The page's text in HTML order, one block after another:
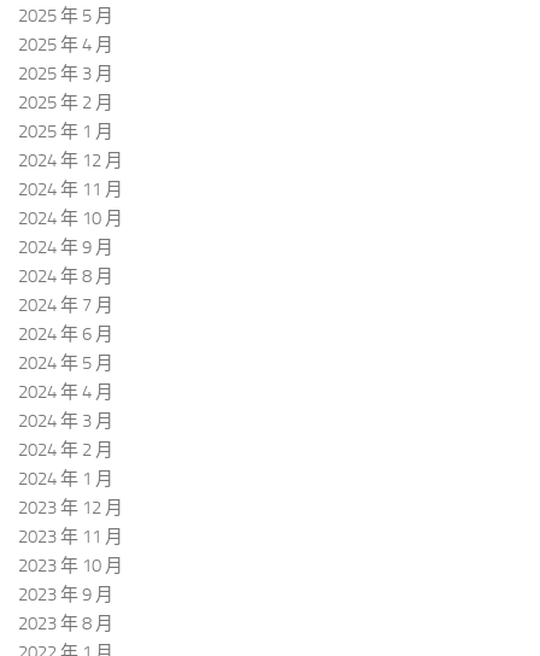
2025 年 5 月
2025 年 4 月
2025 年 3 月
2025 年 2 月
2025 年 1 月
2024 年 12 月
2024 年 11 月
2024 年 10 月
2024 年 9 月
2024 年 8 月
2024 年 7 月
2024 年 6 月
2024 年 5 月
2024 年 4 月
2024 年 3 月
2024 年 2 月
2024 年 1 月
2023 年 12 月
2023 年 11 月
2023 年 10 月
2023 年 9 月
2023 年 8 月